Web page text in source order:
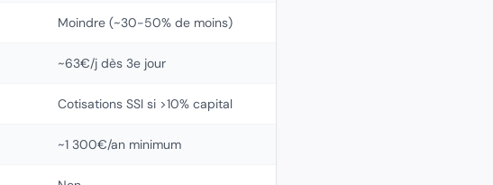
Moindre (~30-50% de moins)
~63€/j dès 3e jour
Cotisations SSI si >10% capital
~1 300€/an minimum